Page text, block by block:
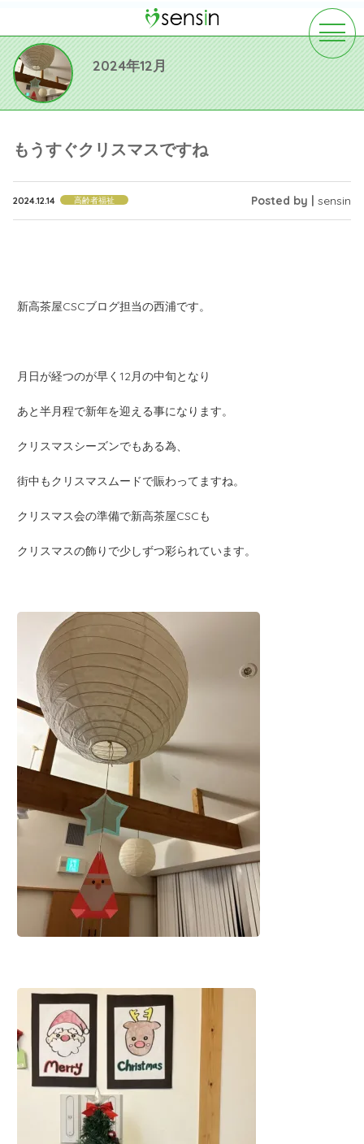
toggle
2024年12月
もうすぐクリスマスですね
2024.12.14 高齢者福祉 Posted by | sensin
新高茶屋CSCブログ担当の西浦です。
月日が経つのが早く12月の中旬となり
あと半月程で新年を迎える事になります。
クリスマスシーズンでもある為、
街中もクリスマスムードで賑わってますね。
クリスマス会の準備で新高茶屋CSCも
クリスマスの飾りで少しずつ彩られています。